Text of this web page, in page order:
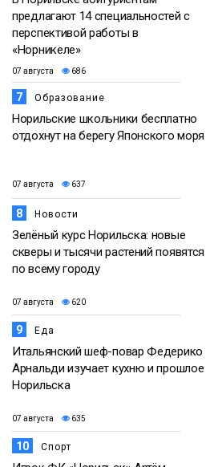
предлагают 14 специальностей с
перспективой работы в
«Норникеле»
07 августа 686
7 Образование
Норильские школьники бесплатно
отдохнут на берегу Японского моря
07 августа 637
8 Новости
Зелёный курс Норильска: новые
скверы и тысячи растений появятся
по всему городу
07 августа 620
9 Еда
Итальянский шеф-повар Федерико
Арнальди изучает кухню и прошлое
Норильска
07 августа 635
10 Спорт